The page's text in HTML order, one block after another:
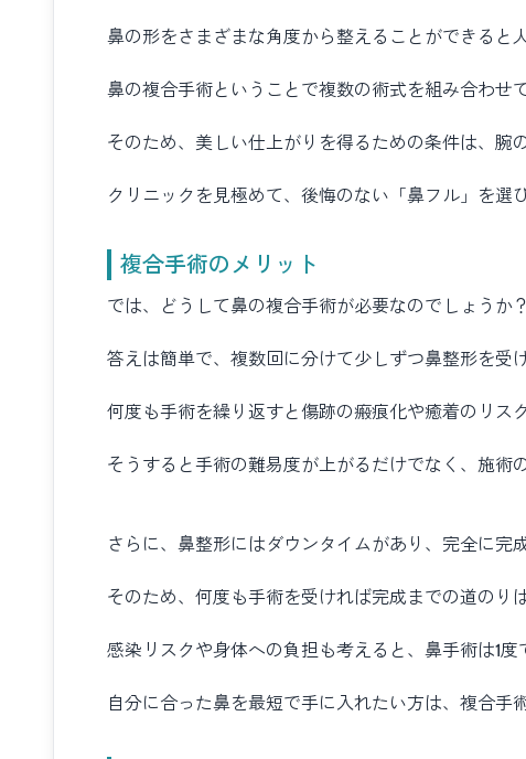
鼻の形をさまざまな角度から整えることができると
鼻の複合手術ということで複数の術式を組み合わせ
そのため、美しい仕上がりを得るための条件は、腕
クリニックを見極めて、後悔のない「鼻フル」を選
複合手術のメリット
では、どうして鼻の複合手術が必要なのでしょうか？
答えは簡単で、複数回に分けて少しずつ鼻整形を受
何度も手術を繰り返すと傷跡の瘢痕化や癒着のリス
そうすると手術の難易度が上がるだけでなく、施術
さらに、鼻整形にはダウンタイムがあり、完全に完
そのため、何度も手術を受ければ完成までの道のり
感染リスクや身体への負担も考えると、鼻手術は1度
自分に合った鼻を最短で手に入れたい方は、複合手